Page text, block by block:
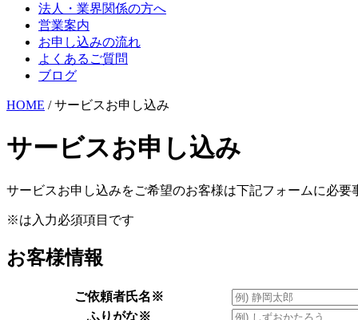
法人・業界関係の方へ
営業案内
お申し込みの流れ
よくあるご質問
ブログ
HOME / サービスお申し込み
サービスお申し込み
サービスお申し込みをご希望のお客様は下記フォームに必要
※は入力必須項目です
お客様情報
ご依頼者氏名 ※
ふりがな※